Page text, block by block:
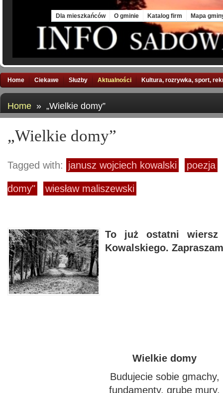
Dla mieszkańców O gminie Katalog firm Mapa
Home Ciekawe Służby Aktualności Kultura, rozrywka, sport,
Home » „Wielkie domy”
„Wielkie domy”
Tagged with: janusz wojciech kowalski poezja
domy" wiesław maliszewski
To już ostatni wiersz
Kowalskiego.
Wielkie domy
Budujecie sobie gmachy,
fundamenty, grube mury,